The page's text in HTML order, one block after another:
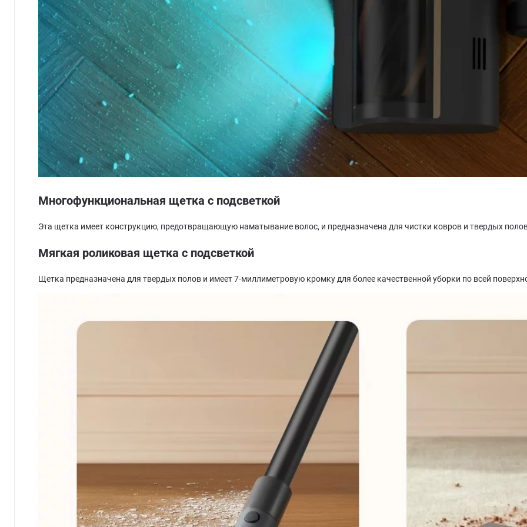
Многофункциональная щетка с подсветкой
Эта щетка имеет конструкцию, предотвращающую наматывание волос, и предназначена для чистки ковров и твердых
Мягкая роликовая щетка с подсветкой
Щетка предназначена для твердых полов и имеет 7-миллиметровую кромку для более качественной уборки по всей